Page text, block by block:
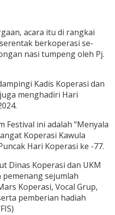
acara itu di rangkai
berkoperasi se-
nasi tumpeng oleh Pj.
Kadis Koperasi dan
menghadiri Hari
Festival ini adalah “Menyala
Koperasi Kawula
Hari Koperasi ke -77.
Dinas Koperasi dan UKM
sejumlah
Koperasi, Vocal Grup,
pemberian hadiah